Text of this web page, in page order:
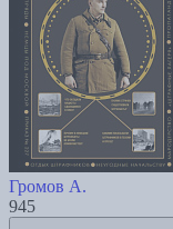
Громов А.
945